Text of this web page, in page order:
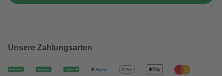
Unsere Zahlungsarten